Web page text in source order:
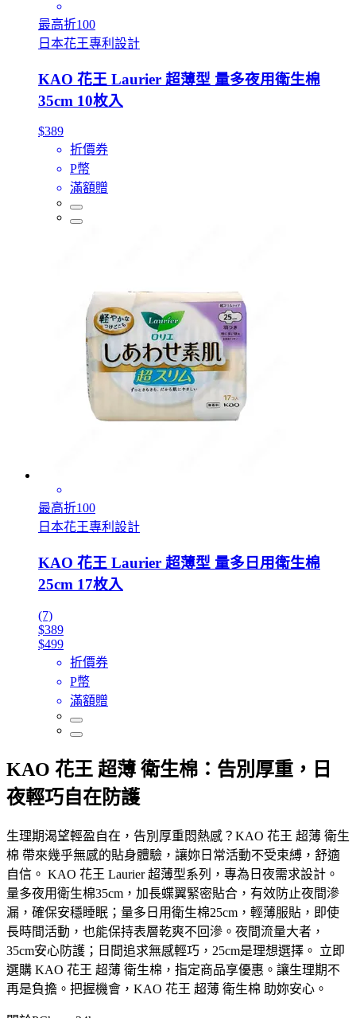
最高折100
日本花王專利設計
KAO 花王 Laurier 超薄型 量多夜用衛生棉
35cm 10枚入
$389
折價券
P幣
滿額贈
最高折100
日本花王專利設計
KAO 花王 Laurier 超薄型 量多日用衛生棉
25cm 17枚入
(7)
$389
$499
折價券
P幣
滿額贈
KAO 花王 超薄 衛生棉：告別厚重，日
夜輕巧自在防護
生理期渴望輕盈自在，告別厚重悶熱感？KAO 花王 超薄 衛生
棉 帶來幾乎無感的貼身體驗，讓妳日常活動不受束縛，舒適
自信。 KAO 花王 Laurier 超薄型系列，專為日夜需求設計。
量多夜用衛生棉35cm，加長蝶翼緊密貼合，有效防止夜間滲
漏，確保安穩睡眠；量多日用衛生棉25cm，輕薄服貼，即使
長時間活動，也能保持表層乾爽不回滲。夜間流量大者，
35cm安心防護；日間追求無感輕巧，25cm是理想選擇。 立即
選購 KAO 花王 超薄 衛生棉，指定商品享優惠。讓生理期不
再是負擔。把握機會，KAO 花王 超薄 衛生棉 助妳安心。